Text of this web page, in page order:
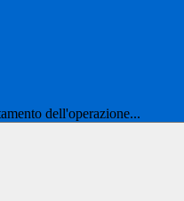
dell'operazione...